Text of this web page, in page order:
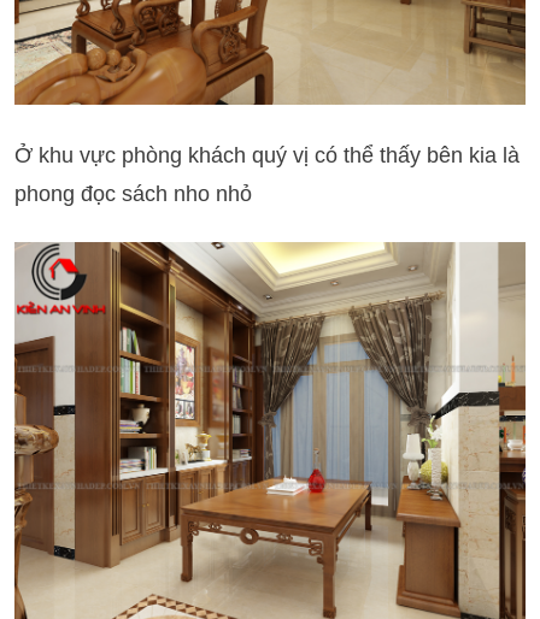
Ở khu vực phòng khách quý vị có thể thấy bên kia là
phong đọc sách nho nhỏ